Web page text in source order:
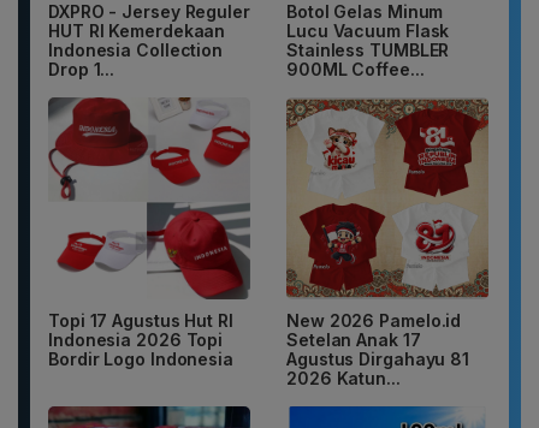
DXPRO - Jersey Reguler
HUT RI Kemerdekaan
Indonesia Collection
Drop 1...
Botol Gelas Minum
Lucu Vacuum Flask
Stainless TUMBLER
900ML Coffee...
Topi 17 Agustus Hut RI
Indonesia 2026 Topi
Bordir Logo Indonesia
New 2026 Pamelo.id
Setelan Anak 17
Agustus Dirgahayu 81
2026 Katun...